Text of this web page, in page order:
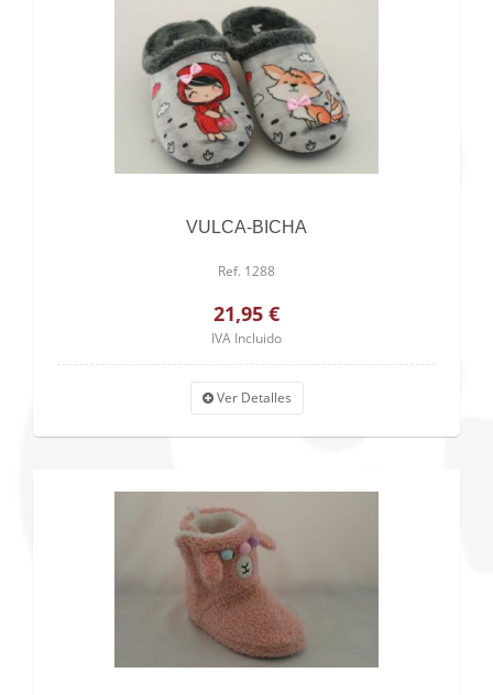
VULCA-BICHA
Ref. 1288
21,95 €
IVA Incluido
Ver Detalles